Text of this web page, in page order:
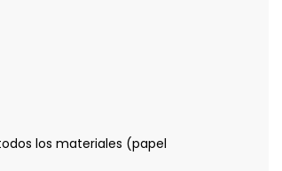
los materiales (papel